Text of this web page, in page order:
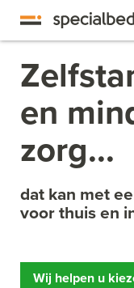
en
zorg...
dat kan met
voor thuis en
Wij helpen u